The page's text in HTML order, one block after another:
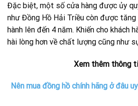
Đặc biệt, một số cửa hàng được ủy
như Đồng Hồ Hải Triều còn được
hành lên đến 4 năm. Khiến cho khách
hài lòng hơn về chất lượng cũng như
Xem thêm thông
Nên mua đồng hồ chính hãng ở đâu